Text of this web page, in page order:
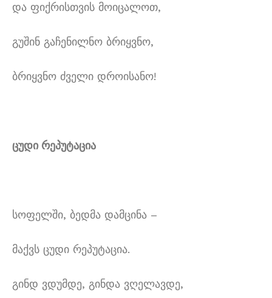
და ფიქრისთვის მოიცალოთ,
გუშინ გაჩენილნო ბრიყვნო,
ბრიყვნო ძველი დროისანო!
ცუდი რეპუტაცია
სოფელში, ბედმა დამცინა –
მაქვს ცუდი რეპუტაცია.
გინდ ვდუმდე, გინდა ვღელავდე,